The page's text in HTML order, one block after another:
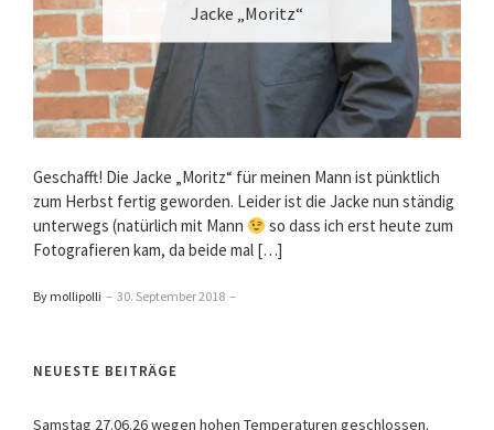
Jacke „Moritz“
Geschafft! Die Jacke „Moritz“ für meinen Mann ist pünktlich
zum Herbst fertig geworden. Leider ist die Jacke nun ständig
unterwegs (natürlich mit Mann
so dass ich erst heute zum
Fotografieren kam, da beide mal […]
By mollipolli – 30. September 2018 –
NEUESTE BEITRÄGE
Samstag 27.06.26 wegen hohen Temperaturen geschlossen.